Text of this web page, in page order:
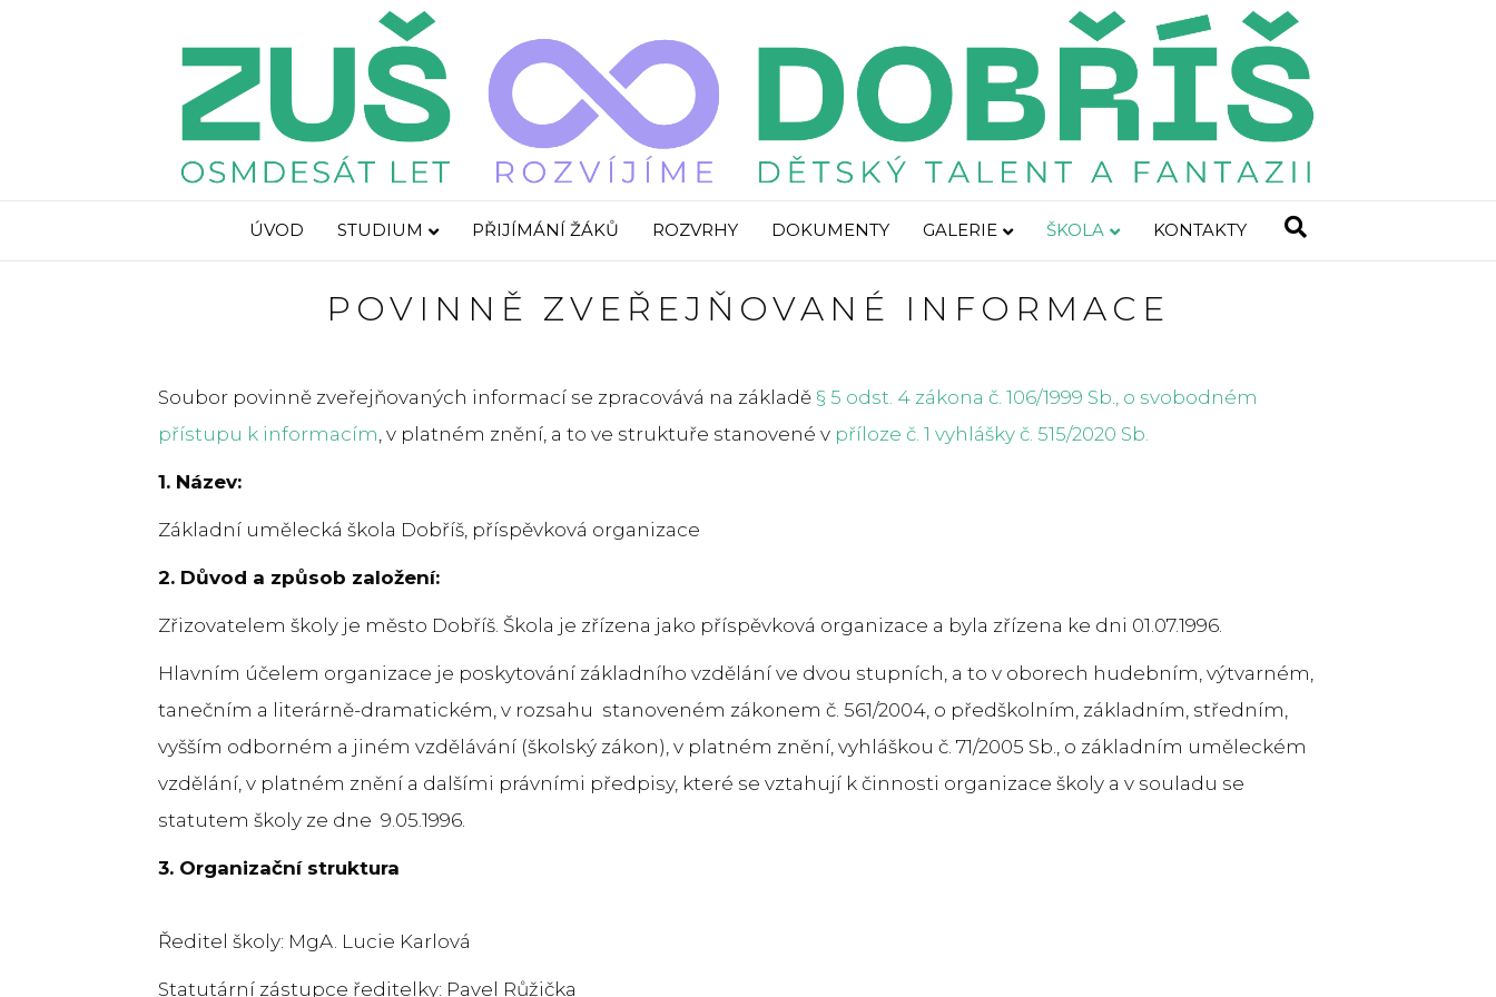
ÚVOD STUDIUM PŘIJÍMÁNÍ ŽÁKŮ ROZVRHY DOKUMENTY GALERIE ŠKOLA KONTAKTY
POVINNĚ ZVEŘEJŇOVANÉ INFORMACE
Soubor povinně zveřejňovaných informací se zpracovává na základě § 5 odst. 4 zákona č. 106/1999 Sb., o svobodném
přístupu k informacím , v platném znění, a to ve struktuře stanovené v příloze č. 1 vyhlášky č. 515/2020 Sb.
1. Název:
Základní umělecká škola Dobříš, příspěvková organizace
2. Důvod a způsob založení:
Zřizovatelem školy je město Dobříš. Škola je zřízena jako příspěvková organizace a byla zřízena ke dni 01.07.1996.
Hlavním účelem organizace je poskytování základního vzdělání ve dvou stupních, a to v oborech hudebním, výtvarném,
tanečním a literárně-dramatickém, v rozsahu stanoveném zákonem č. 561/2004, o předškolním, základním, středním,
vyšším odborném a jiném vzdělávání (školský zákon), v platném znění, vyhláškou č. 71/2005 Sb., o základním uměleckém
vzdělání, v platném znění a dalšími právními předpisy, které se vztahují k činnosti organizace školy a v souladu se
statutem školy ze dne 9.05.1996.
3. Organizační struktura
Ředitel školy: MgA. Lucie Karlová
Statutární zástupce ředitelky: Pavel Růžička